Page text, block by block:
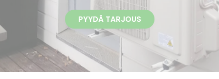
PYYDÄ TARJOUS